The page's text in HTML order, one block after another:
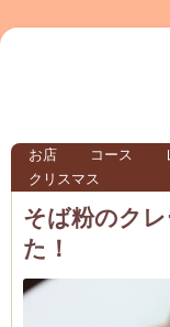
お店 コース
クリスマス
そば粉のク
た！